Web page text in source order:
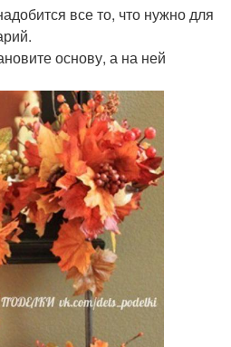
все то, что нужно для
основу, а на ней